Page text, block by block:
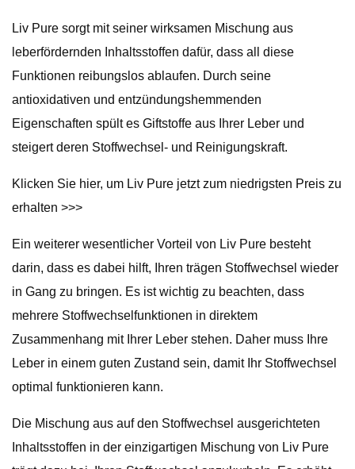
Liv Pure sorgt mit seiner wirksamen Mischung aus
leberfördernden Inhaltsstoffen dafür, dass all diese
Funktionen reibungslos ablaufen. Durch seine
antioxidativen und entzündungshemmenden
Eigenschaften spült es Giftstoffe aus Ihrer Leber und
steigert deren Stoffwechsel- und Reinigungskraft.
Klicken Sie hier, um Liv Pure jetzt zum niedrigsten Preis zu
erhalten >>>
Ein weiterer wesentlicher Vorteil von Liv Pure besteht
darin, dass es dabei hilft, Ihren trägen Stoffwechsel wieder
in Gang zu bringen. Es ist wichtig zu beachten, dass
mehrere Stoffwechselfunktionen in direktem
Zusammenhang mit Ihrer Leber stehen. Daher muss Ihre
Leber in einem guten Zustand sein, damit Ihr Stoffwechsel
optimal funktionieren kann.
Die Mischung aus auf den Stoffwechsel ausgerichteten
Inhaltsstoffen in der einzigartigen Mischung von Liv Pure